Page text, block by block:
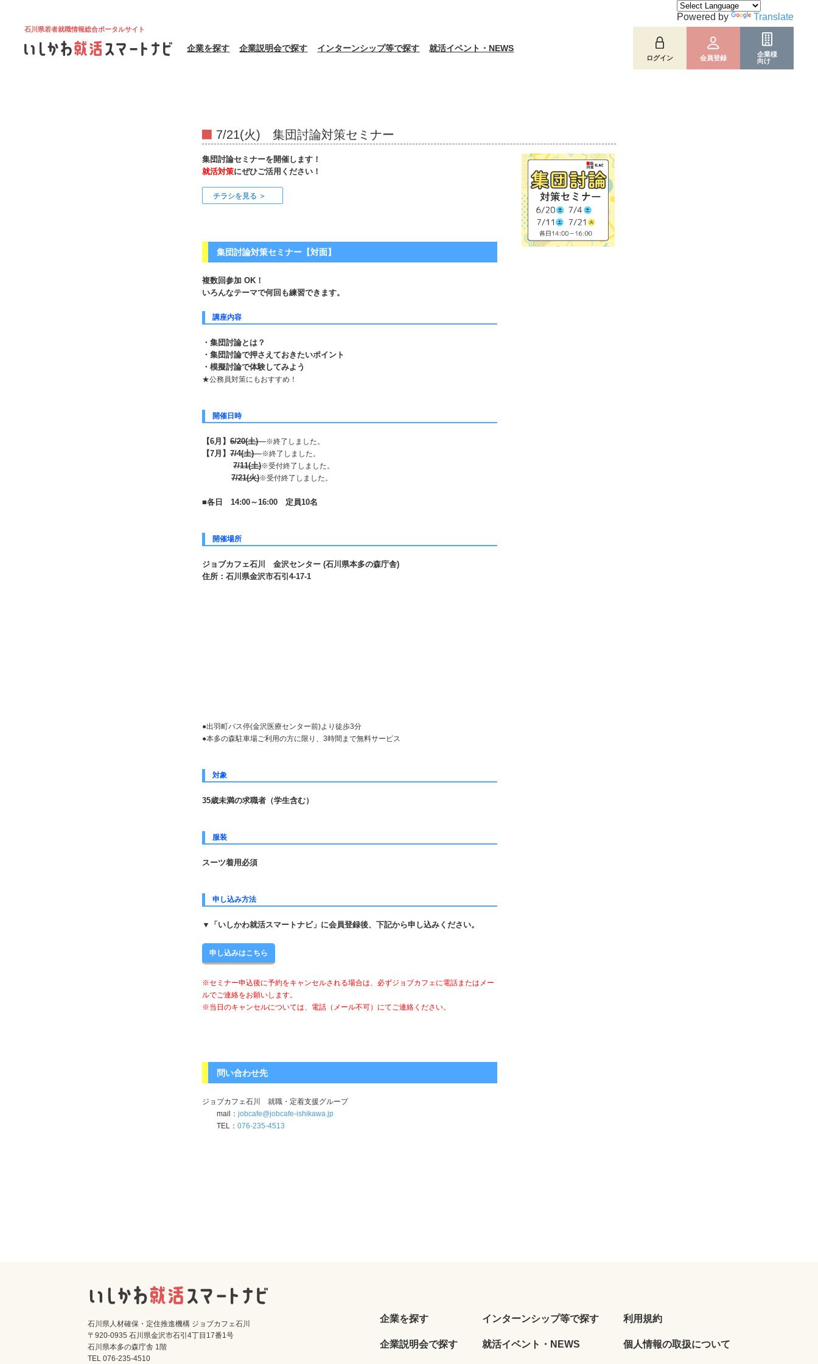
石川県若者就職情報総合ポータルサイト
企業を探す 企業説明会で探す インターンシップ等で探す 就活イベント・NEWS
ログイン 会員登録
企業様
向け
Powered by Translate
7/21(火) 集団討論対策セミナー
集団討論セミナーを開催します！
就活対策にぜひご活用ください！
チラシを見る ＞
集団討論対策セミナー【対面】
複数回参加 OK！
いろんなテーマで何回も練習できます。
講座内容
・集団討論とは？
・集団討論で押さえておきたいポイント
・模擬討論で体験してみよう
★公務員対策にもおすすめ！
開催日時
【6月】 6/20(土)※終了しました。
【7月】 7/4(土)※終了しました。
7/11(土)※受付終了しました。
7/21(火)※受付終了しました。
■各日 14:00～16:00 定員10名
開催場所
ジョブカフェ石川 金沢センター (石川県本多の森庁舎)
住所：石川県金沢市石引4-17-1
●出羽町バス停(金沢医療センター前)より徒歩3分
●本多の森駐車場ご利用の方に限り、3時間まで無料サービス
対象
35歳未満の求職者（学生含む）
服装
スーツ着用必須
申し込み方法
▼「いしかわ就活スマートナビ」に会員登録後、下記から申し込みください。
申し込みはこちら
※セミナー申込後に予約をキャンセルされる場合は、必ずジョブカフェに電話またはメー
ルでご連絡をお願いします。
※当日のキャンセルについては、電話（メール不可）にてご連絡ください。
問い合わせ先
ジョブカフェ石川 就職・定着支援グループ
mail： jobcafe@jobcafe-ishikawa.jp
TEL： 076-235-4513
石川県人材確保・定住推進機構 ジョブカフェ石川
〒920-0935 石川県金沢市石引4丁目17番1号
石川県本多の森庁舎 1階
TEL 076-235-4510
企業を探す
企業説明会で探す
インターンシップ等で探す
就活イベント・NEWS
利用規約
個人情報の取扱について